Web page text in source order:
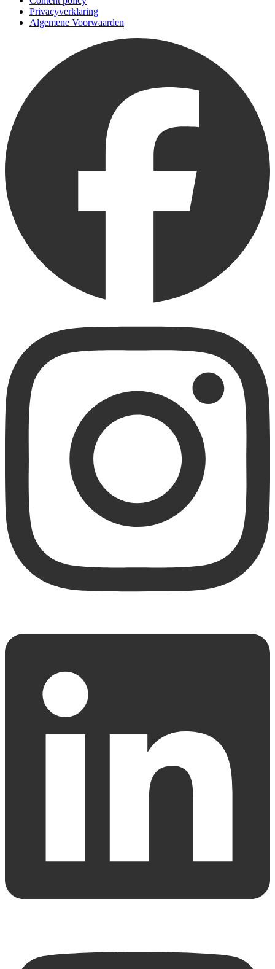
Privacyverklaring
Algemene Voorwaarden